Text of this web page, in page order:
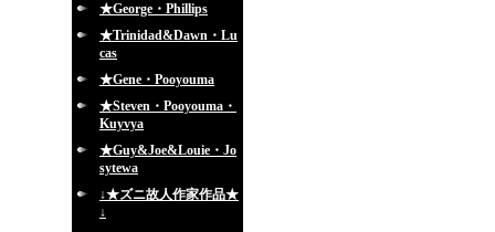
★George・Phillips
★Trinidad&Dawn・Lu
cas
★Gene・Pooyouma
★Steven・Pooyouma・
Kuyvya
★Guy&Joe&Louie・Jo
sytewa
↓★ズニ故人作家作品★
↓